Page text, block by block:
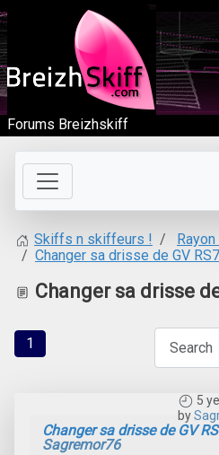
Forums Breizhskiff
Skiffs n skiffeurs !
Changer sa drisse de GV
Changer sa drisse
1
5
by
Changer sa drisse de GV
Sagremor76